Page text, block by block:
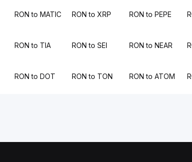
RON to MATIC RON to XRP RON to PEPE
RON to TIA RON to SEI RON to NEAR
RON to DOT RON to TON RON to ATOM